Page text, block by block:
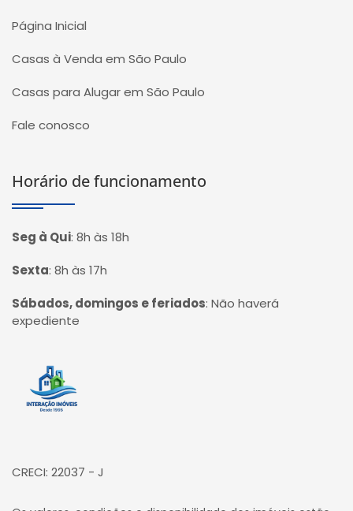
Página Inicial
Casas à Venda em São Paulo
Casas para Alugar em São Paulo
Fale conosco
Horário de funcionamento
Seg à Qui: 8h às 18h
Sexta: 8h às 17h
Sábados, domingos e feriados: Não haverá
expediente
Página inicial
CRECI: 22037 - J